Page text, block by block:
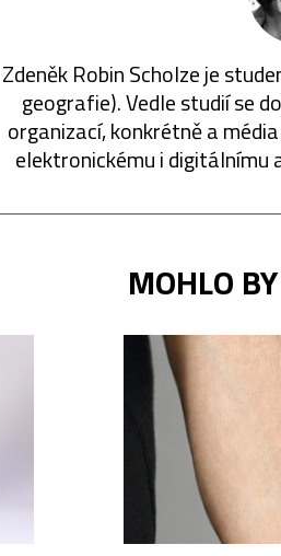
Zdeněk Robin Scholze je
geografie). Vedle studií se
organizací, konkrétně a
elektronickému i digitálnímu
MOHLO